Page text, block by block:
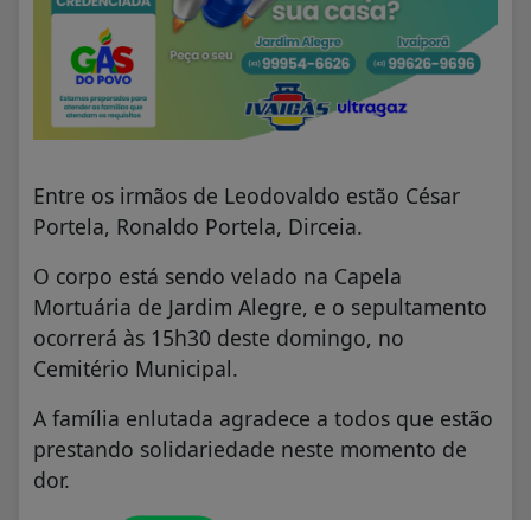
Entre os irmãos de Leodovaldo estão César
Portela, Ronaldo Portela, Dirceia.
O corpo está sendo velado na Capela
Mortuária de Jardim Alegre, e o sepultamento
ocorrerá às 15h30 deste domingo, no
Cemitério Municipal.
A família enlutada agradece a todos que estão
prestando solidariedade neste momento de
dor.